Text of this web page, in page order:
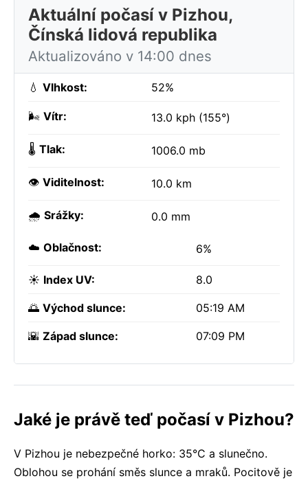
Aktuální počasí v Pizhou,
Čínská lidová republika
Aktualizováno v 14:00 dnes
💧 Vlhkost: 52%
🌬️ Vítr: 13.0 kph (155°)
🌡️ Tlak: 1006.0 mb
👁️ Viditelnost: 10.0 km
🌧️ Srážky: 0.0 mm
☁️ Oblačnost: 6%
☀️ Index UV: 8.0
🌅 Východ slunce: 05:19 AM
🌇 Západ slunce: 07:09 PM
Jaké je právě teď počasí v Pizhou?
V Pizhou je nebezpečné horko: 35°C a slunečno.
Oblohou se prohání směs slunce a mraků. Pocitově je